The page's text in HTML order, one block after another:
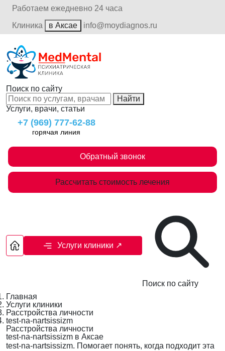
Работаем ежедневно 24 часа
Клиника
в Аксае info@moydiagnos.ru
Поиск по сайту
Найти
Услуги, врачи, статьи
+7 (969) 777-62-88
горячая линия
Обратный звонок
Рассчитать стоимость лечения
Услуги клиники ↗
Поиск по сайту
Главная
Услуги клиники
Расстройства личности
test-na-nartsissizm
Расстройства личности
test-na-nartsissizm в Аксае
test-na-nartsissizm. Помогает понять, когда подходит эта